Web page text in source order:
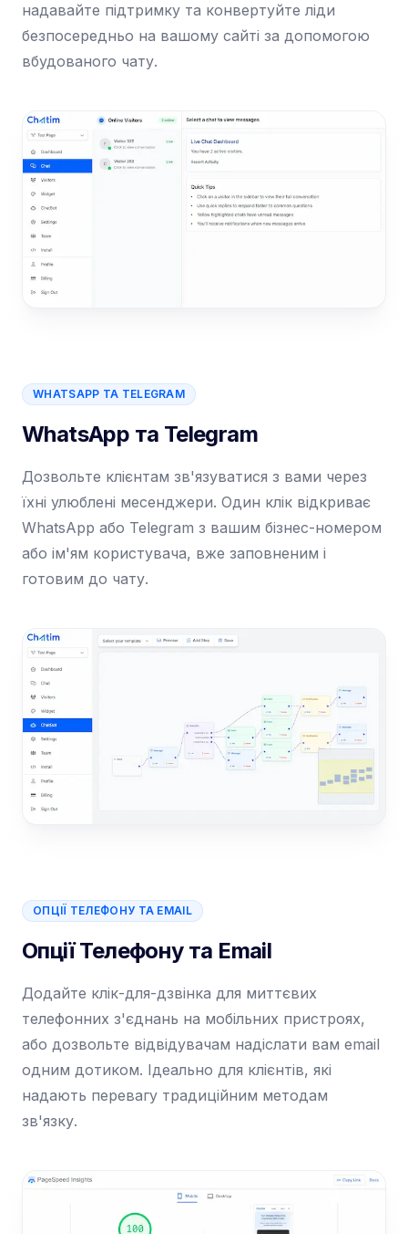
надавайте підтримку та конвертуйте ліди
безпосередньо на вашому сайті за допомогою
вбудованого чату.
WHATSAPP ТА TELEGRAM
WhatsApp та Telegram
Дозвольте клієнтам зв'язуватися з вами через
їхні улюблені месенджери. Один клік відкриває
WhatsApp або Telegram з вашим бізнес-номером
або ім'ям користувача, вже заповненим і
готовим до чату.
ОПЦІЇ ТЕЛЕФОНУ ТА EMAIL
Опції Телефону та Email
Додайте клік-для-дзвінка для миттєвих
телефонних з'єднань на мобільних пристроях,
або дозвольте відвідувачам надіслати вам email
одним дотиком. Ідеально для клієнтів, які
надають перевагу традиційним методам
зв'язку.